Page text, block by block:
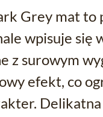
Grey mat to
wpisuje się
z surowym
efekt, co